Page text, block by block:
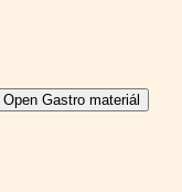
Open Gastro materiál